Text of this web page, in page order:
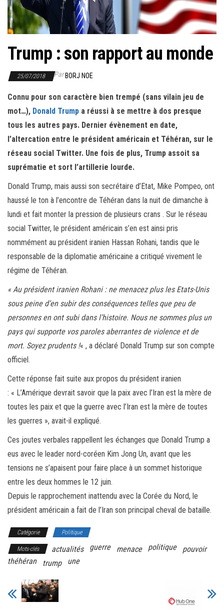
l
a
a
Trump : son rapport au monde
25/07/2018 ParBORJ NOE
Connu pour son caractère bien trempé (sans vilain jeu de
mot…), Donald Trump a réussi à se mettre à dos presque
tous les autres pays. Dernier évènement en date,
l’altercation entre le président américain et Téhéran, sur le
réseau social Twitter. Une fois de plus, Trump assoit sa
suprématie et sort l’artillerie lourde.
Donald Trump, mais aussi son secrétaire d’Etat, Mike Pompeo, ont
haussé le ton à l’encontre de Téhéran dans la nuit de dimanche à
lundi et fait monter la pression de plusieurs crans . Sur le réseau
social Twitter, le président américain s’en est ainsi pris
nommément au président iranien Hassan Rohani, tandis que le
responsable de la diplomatie américaine a critiqué vivement le
régime de Téhéran.
« Au président iranien Rohani : ne menacez plus les Etats-Unis
sous peine d’en subir des conséquences telles que peu de
personnes en ont subi dans l’histoire. Nous ne sommes plus un
pays qui supporte vos paroles aberrantes de violence et de
mort. Soyez prudents !« , a déclaré Donald Trump sur son compte
officiel.
Cette réponse fait suite aux propos du président iranien
: « L’Amérique devrait savoir que la paix avec l’Iran est la mère de
toutes les paix et que la guerre avec l’Iran est la mère de toutes
les guerres », avait-il expliqué.
Ces joutes verbales rappellent les échanges que Donald Trump a
eus avec le leader nord-coréen Kim Jong Un, avant que les
tensions ne s’apaisent pour faire place à un sommet historique
entre les deux hommes le 12 juin.
Depuis le rapprochement inattendu avec la Corée du Nord, le
président américain a fait de l’Iran son principal cheval de bataille.
Catégorie Politique
Mots-clés actualités guerre menace politique
pouvoir
théhéran
trump une